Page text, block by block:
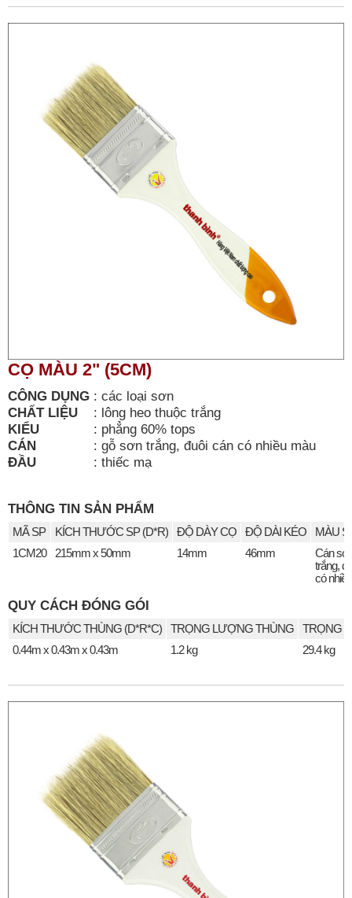
CỌ MÀU 2" (5CM)
CÔNG DỤNG : các loại sơn
CHẤT LIỆU
: lông heo thuộc trắng
KIỂU
: phẳng 60% tops
CÁN
: gỗ sơn trắng, đuôi cán có nhiều màu
ĐẦU
: thiếc mạ
THÔNG TIN SẢN PHẨM
MÃ SP KÍCH THƯỚC SP (D*R) ĐỘ DÀY CỌ ĐỘ DÀI KÉO
MÀU
1CM20
215mm x 50mm 14mm 46mm
Cán
trắng,
có
QUY CÁCH ĐÓNG GÓI
KÍCH THƯỚC THÙNG (D*R*C) TRỌNG LƯỢNG THÙNG
TRỌNG
0.44m x 0.43m x 0.43m
1.2 kg 29.4 kg